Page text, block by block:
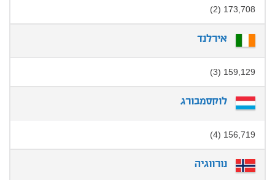
173,708 (2)
אירלנד
159,129 (3)
לוקסמבורג
156,719 (4)
נורווגיה